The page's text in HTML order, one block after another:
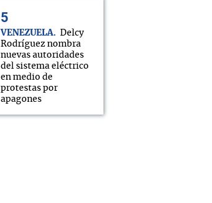
VENEZUELA
Delcy
Rodríguez nombra
nuevas autoridades
del sistema eléctrico
en medio de
protestas por
apagones